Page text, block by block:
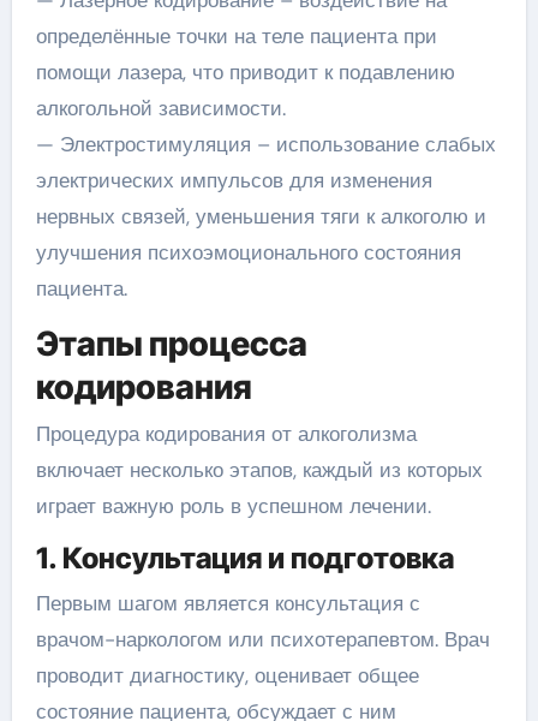
определённые точки на теле пациента при
помощи лазера, что приводит к подавлению
алкогольной зависимости.
— Электростимуляция – использование слабых
электрических импульсов для изменения
нервных связей, уменьшения тяги к алкоголю и
улучшения психоэмоционального состояния
пациента.
Этапы процесса
кодирования
Процедура кодирования от алкоголизма
включает несколько этапов, каждый из которых
играет важную роль в успешном лечении.
1. Консультация и подготовка
Первым шагом является консультация с
врачом-наркологом или психотерапевтом. Врач
проводит диагностику, оценивает общее
состояние пациента, обсуждает с ним